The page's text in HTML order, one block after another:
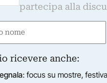
È sufficiente
sempre
partecipa alla
ricevere anche:
: focus su mostre,